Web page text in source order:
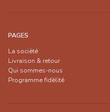
PAGES
La société
Livraison & retour
Qui sommes-nous
Programme fidèlité